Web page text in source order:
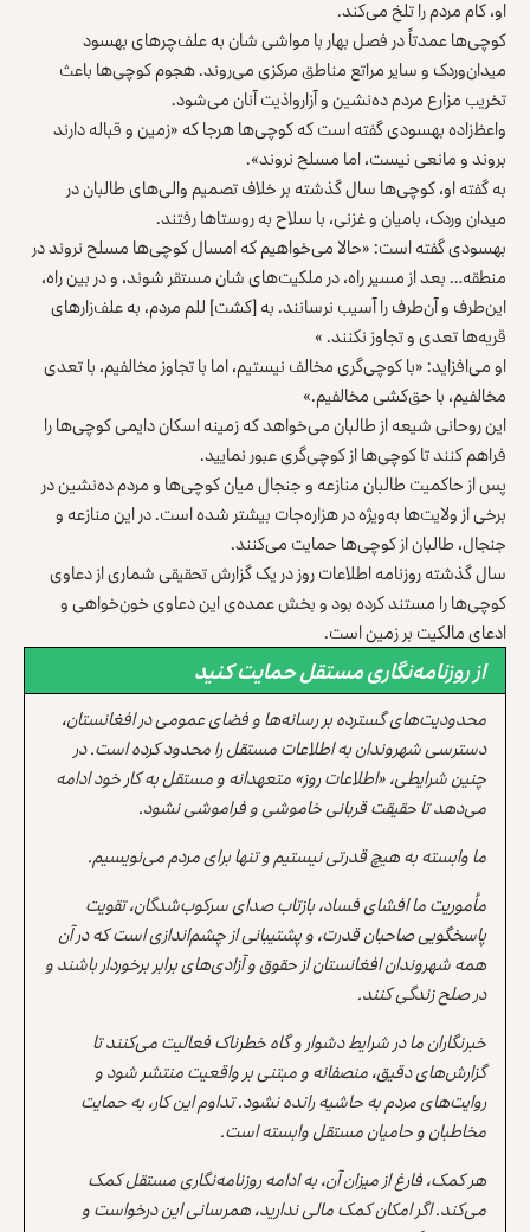
او، کام مردم را تلخ می‌کند.
کوچی‌ها عمدتاً در فصل بهار با مواشی شان به علف‌چرهای بهسود
میدان‌وردک و سایر مراتع مناطق مرکزی می‌روند. هجوم کوچی‌ها باعث
تخریب مزارع مردم ده‌نشین و آزارواذیت آنان می‌شود.
واعظ‌‌زاده بهسودی گفته است که کوچی‌ها هرجا که «زمین و قباله دارند
بروند و مانعی نیست، اما مسلح نروند».
به گفته او، کوچی‌ها سال گذشته بر خلاف تصمیم والی‌های طالبان در
میدان وردک، بامیان و غزنی، با سلاح به روستاها رفتند.
بهسودی گفته است: «حالا می‌خواهیم که امسال کوچی‌ها مسلح نروند در
منطقه… بعد از مسیر راه، در ملکیت‌های شان مستقر شوند، و در بین راه،
این‌طرف و آن‌طرف را آسیب نرسانند. به [کشت] للم مردم، به علف‌زارهای
قریه‌ها تعدی و تجاوز نکنند. »
او می‌‌افزاید: «با کوچی‌گری مخالف نیستیم، اما با تجاوز مخالفیم، با تعدی
مخالفیم، با حق‌کشی مخالفیم.»
این روحانی شیعه از طالبان می‌خواهد که زمینه اسکان دایمی کوچی‌ها را
فراهم کنند تا کوچی‌ها از کوچی‌گری عبور نمایید.
پس از حاکمیت طالبان منازعه و جنجال میان کوچی‌ها و مردم ده‌نشین در
برخی از ولایت‌ها به‌ویژه در هزاره‌جات بیشتر شده است. در این منازعه و
جنجال، طالبان از کوچی‌ها حمایت می‌کنند.
سال گذشتهروزنامه اطلاعات روز در یک گزارش تحقیقیشماری از دعاوی
کوچی‌ها را مستند کرده بود و بخش عمده‌ی این دعاوی خون‌خواهی و
ادعای مالکیت بر زمین است.
از روزنامه‌نگاری مستقل حمایت کنید
محدودیت‌های گسترده بر رسانه‌ها و فضای عمومی در افغانستان،
دسترسی شهروندان به اطلاعات مستقل را محدود کرده است. در
چنین شرایطی، «اطلاعات روز» متعهدانه و مستقل به کار خود ادامه
می‌دهد تا حقیقت قربانی خاموشی و فراموشی نشود.
ما وابسته به هیچ قدرتی نیستیم و تنها برای مردم می‌نویسیم.
مأموریت ما افشای فساد، بازتاب صدای سرکوب‌شدگان، تقویت
پاسخگویی صاحبان قدرت، و پشتیبانی از چشم‌اندازی است که در آن
همه شهروندان افغانستان از حقوق و آزادی‌های برابر برخوردار باشند و
در صلح زندگی کنند.
خبرنگاران ما در شرایط دشوار و گاه خطرناک فعالیت می‌کنند تا
گزارش‌های دقیق، منصفانه و مبتنی بر واقعیت منتشر شود و
روایت‌های مردم به حاشیه رانده نشود. تداوم این کار، به حمایت
مخاطبان و حامیان مستقل وابسته است.
هر کمک، فارغ از میزان آن، به ادامه روزنامه‌نگاری مستقل کمک
می‌کند. اگر امکان کمک مالی ندارید، همرسانی این درخواست و